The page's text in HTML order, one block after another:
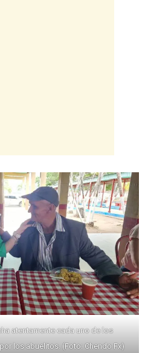
atentamente cada uno de los
los abuelitos. (Foto: Chendo Fx)